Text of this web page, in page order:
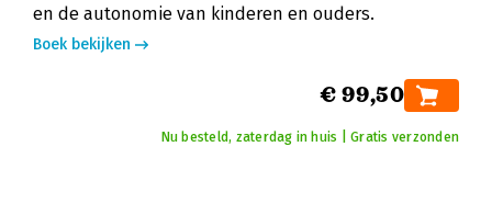
en de autonomie van kinderen en ouders.
Boek bekijken
€ 99,50
Nu besteld, zaterdag in huis | Gratis verzonden